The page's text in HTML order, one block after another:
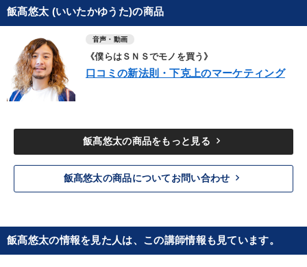
飯髙悠太 (いいたかゆうた)の商品
音声・動画
《僕らはＳＮＳでモノを買う》
口コミの新法則・下克上のマーケティング
飯髙悠太の商品をもっと見る keyboard_arrow_right
飯髙悠太の商品についてお問い合わせ keyboard_arrow_right
飯髙悠太の情報を見た人は、この講師情報も見ています。